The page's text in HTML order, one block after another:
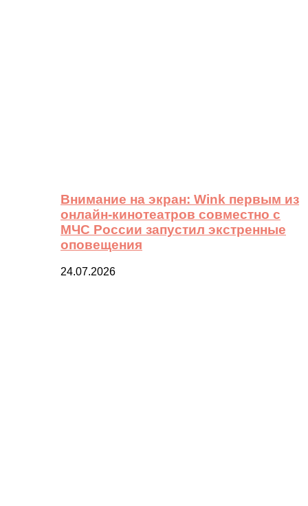
Внимание на экран: Wink первым из
онлайн-кинотеатров совместно с
МЧС России запустил экстренные
оповещения
24.07.2026